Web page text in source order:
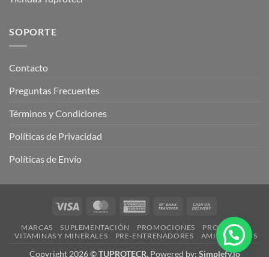
SOPORTE
Contacto
Preguntas Frecuentes
Términos y Condiciones
Políticas de Privacidad
Políticas de Envío
Visa MasterCardAmerican
Bank
On
Delivery
MARCAS SUPLEMENTACIÓN PROMOCIONES
PROTEÍNAS
VITAMINAS Y MINERALES
PRE-ENTRENADORES AMINOÁCIDOS
Copyright 2026 ©TUPROTECR. Powered by: Simplefy.io
¿Necesitas ayuda?